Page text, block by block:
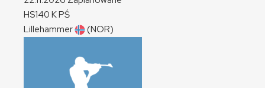
HS140 KPŚ
Lillehammer
(NOR)